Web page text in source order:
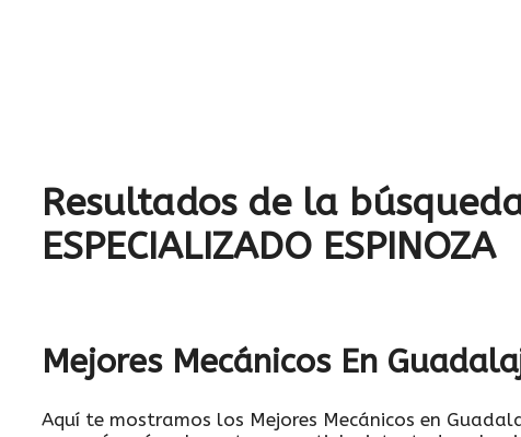
Resultados de la
ESPECIALIZADO ESPINOZA
Mejores Mecánicos En
Aquí te mostramos los Mejores Mecánicos en